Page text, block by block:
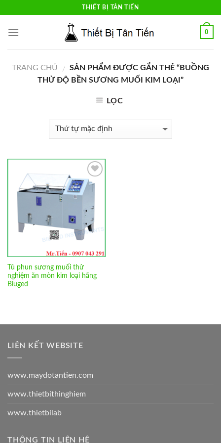
content
THIẾT BỊ TÂN TIẾN
0
TRANG CHỦ / SẢN PHẨM ĐƯỢC GẮN THẺ “BUỒNG
THỬ ĐỘ BỀN SƯƠNG MUỐI KIM LOẠI”
LỌC
Add to
Wishlist
Tủ phun sương muối thử
nghiệm ăn mòn kim loại hãng
Biuged
LIÊN KẾT WEBSITE
www.maydotantien.com
www.thietbithinghiem
www.thietbilab
THÔNG TIN LIÊN HỆ